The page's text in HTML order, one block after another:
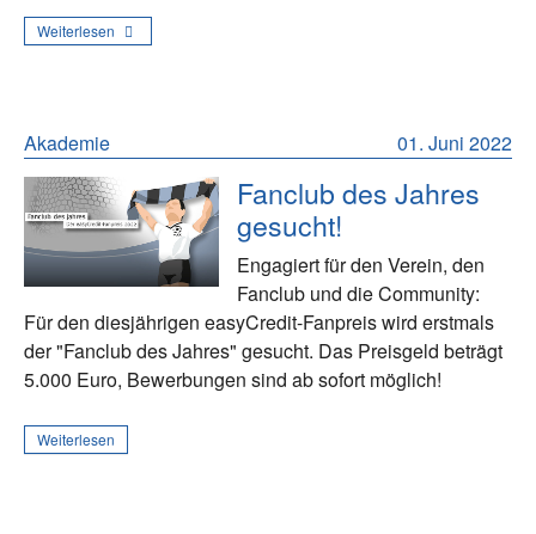
Weiterlesen
01. Juni 2022
Akademie
Fanclub des Jahres
gesucht!
Engagiert für den Verein, den
Fanclub und die Community:
Für den diesjährigen easyCredit-Fanpreis wird erstmals
der "Fanclub des Jahres" gesucht. Das Preisgeld beträgt
5.000 Euro, Bewerbungen sind ab sofort möglich!
Weiterlesen